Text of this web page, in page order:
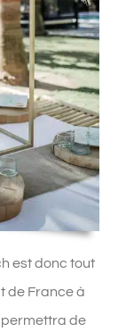
est donc tout
de France à
de